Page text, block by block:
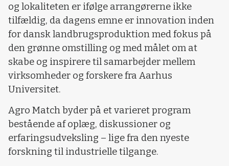
og lokaliteten er ifølge arrangørerne ikke
tilfældig, da dagens emne er innovation inden
for dansk landbrugsproduktion med fokus på
den grønne omstilling og med målet om at
skabe og inspirere til samarbejder mellem
virksomheder og forskere fra Aarhus
Universitet.
Agro Match byder på et varieret program
bestående af oplæg, diskussioner og
erfaringsudveksling – lige fra den nyeste
forskning til industrielle tilgange.